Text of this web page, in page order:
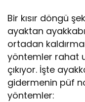
Bir kısır döngü
ayaktan
ortadan
yöntemler rahat
çıkıyor. İşte
gidermenin püf
yöntemler: